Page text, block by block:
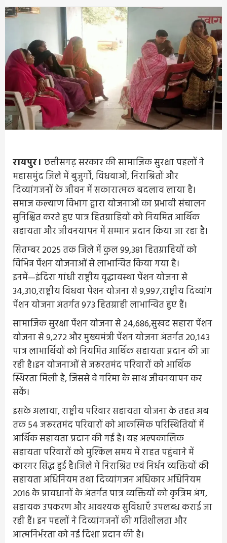
रायपुर। छत्तीसगढ़ सरकार की सामाजिक सुरक्षा पहलों ने
महासमुंद जिले में बुजुर्गों, विधवाओं, निराश्रितों और
दिव्यांगजनों के जीवन में सकारात्मक बदलाव लाया है।
समाज कल्याण विभाग द्वारा योजनाओं का प्रभावी संचालन
सुनिश्चित करते हुए पात्र हितग्राहियों को नियमित आर्थिक
सहायता और जीवनयापन में सम्मान प्रदान किया जा रहा है।
सितम्बर 2025 तक जिले में कुल 99,381 हितग्राहियों को
विभिन्न पेंशन योजनाओं से लाभान्वित किया गया है।
इनमें—इंदिरा गांधी राष्ट्रीय वृद्धावस्था पेंशन योजना से
34,310,राष्ट्रीय विधवा पेंशन योजना से 9,997,राष्ट्रीय दिव्यांग
पेंशन योजना अंतर्गत 973 हितग्राही लाभान्वित हुए हैं।
सामाजिक सुरक्षा पेंशन योजना से 24,686,सुखद सहारा पेंशन
योजना से 9,272 और मुख्यमंत्री पेंशन योजना अंतर्गत 20,143
पात्र लाभार्थियों को नियमित आर्थिक सहायता प्रदान की जा
रही है।इन योजनाओं से जरूरतमंद परिवारों को आर्थिक
स्थिरता मिली है, जिससे वे गरिमा के साथ जीवनयापन कर
सकें।
इसके अलावा, राष्ट्रीय परिवार सहायता योजना के तहत अब
तक 54 जरूरतमंद परिवारों को आकस्मिक परिस्थितियों में
आर्थिक सहायता प्रदान की गई है। यह अल्पकालिक
सहायता परिवारों को मुश्किल समय में राहत पहुंचाने में
कारगर सिद्ध हुई है।जिले में निराश्रित एवं निर्धन व्यक्तियों की
सहायता अधिनियम तथा दिव्यांगजन अधिकार अधिनियम
2016 के प्रावधानों के अंतर्गत पात्र व्यक्तियों को कृत्रिम अंग,
सहायक उपकरण और आवश्यक सुविधाएँ उपलब्ध कराई जा
रही हैं। इन पहलों ने दिव्यांगजनों की गतिशीलता और
आत्मनिर्भरता को नई दिशा प्रदान की है।